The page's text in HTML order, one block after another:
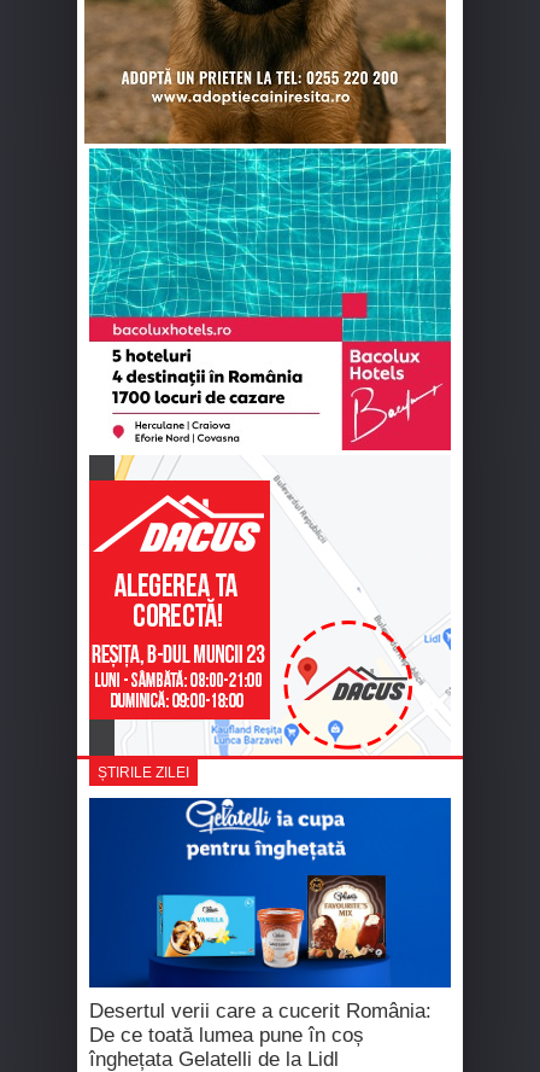
ȘTIRILE ZILEI
Desertul verii care a cucerit România:
De ce toată lumea pune în coș
înghețata Gelatelli de la Lidl